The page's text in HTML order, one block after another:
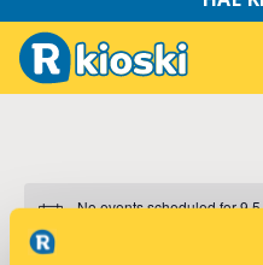
No events scheduled for